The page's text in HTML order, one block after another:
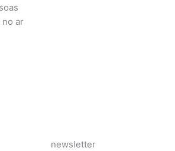
no ar
newsletter